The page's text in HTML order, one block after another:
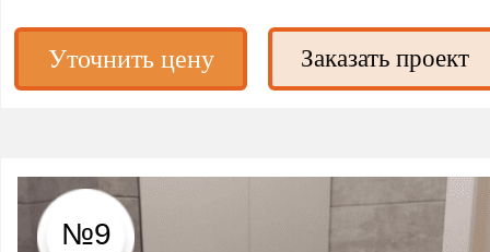
№9
Уточнить цену Заказать проект